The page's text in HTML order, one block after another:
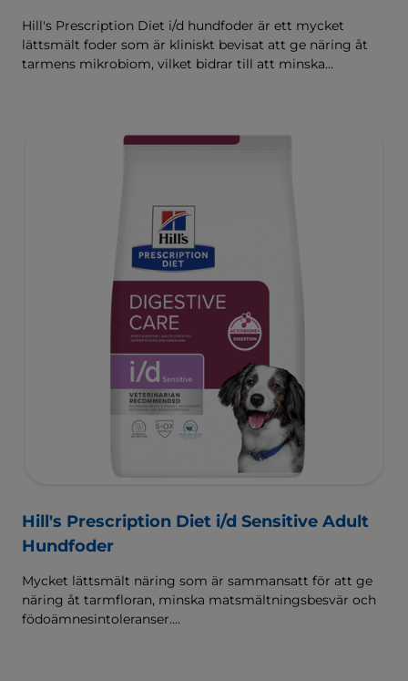
Hill's Prescription Diet i/d hundfoder är ett mycket
lättsmält foder som är kliniskt bevisat att ge näring åt
tarmens mikrobiom, vilket bidrar till att minska
mikrobiomet för att främja matsmältning och
Hill's Prescription Diet i/d Sensitive Adult
Hundfoder
Mycket lättsmält näring som är sammansatt för att ge
näring åt tarmfloran, minska matsmältningsbesvär och
födoämnesintoleranser.